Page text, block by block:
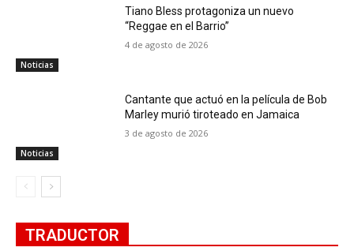
Noticias
Tiano Bless protagoniza un nuevo
“Reggae en el Barrio”
4 de agosto de 2026
Noticias
Cantante que actuó en la película de Bob
Marley murió tiroteado en Jamaica
3 de agosto de 2026
TRADUCTOR